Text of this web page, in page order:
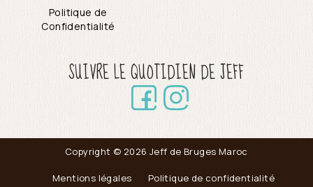
Politique de
Confidentialité
SUIVRE LE QUOTIDIEN DE JEFF
Copyright © 2026 Jeff de Bruges Maroc
Mentions légales Politique de confidentialité